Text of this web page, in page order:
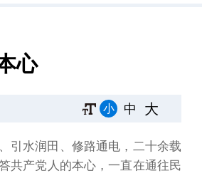
心
小 中 大
引水润田、修路通电，二十余载
共产党人的本心，一直在通往民